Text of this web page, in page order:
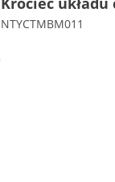
NTYCTMBM011